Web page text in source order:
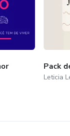
Pack
Leticia